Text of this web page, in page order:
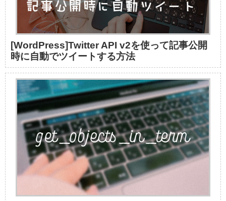
[WordPress]Twitter API v2を使って記事公開
時に自動でツイートする方法